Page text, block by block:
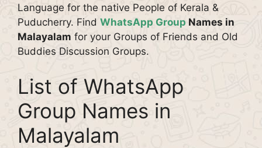
Language for the native People of Kerala &
Puducherry. Find WhatsApp Group Names in
Malayalam for your Groups of Friends and Old
Buddies Discussion Groups.
List of WhatsApp
Group Names in
Malayalam